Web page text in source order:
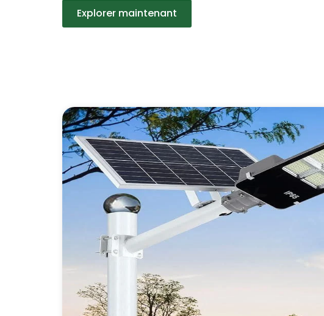
Explorer maintenant